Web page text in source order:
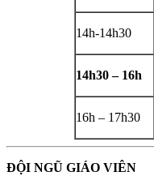
14h-14h30
14h30 – 16h
16h – 17h30
ĐỘI NGŨ GIÁO VIÊN